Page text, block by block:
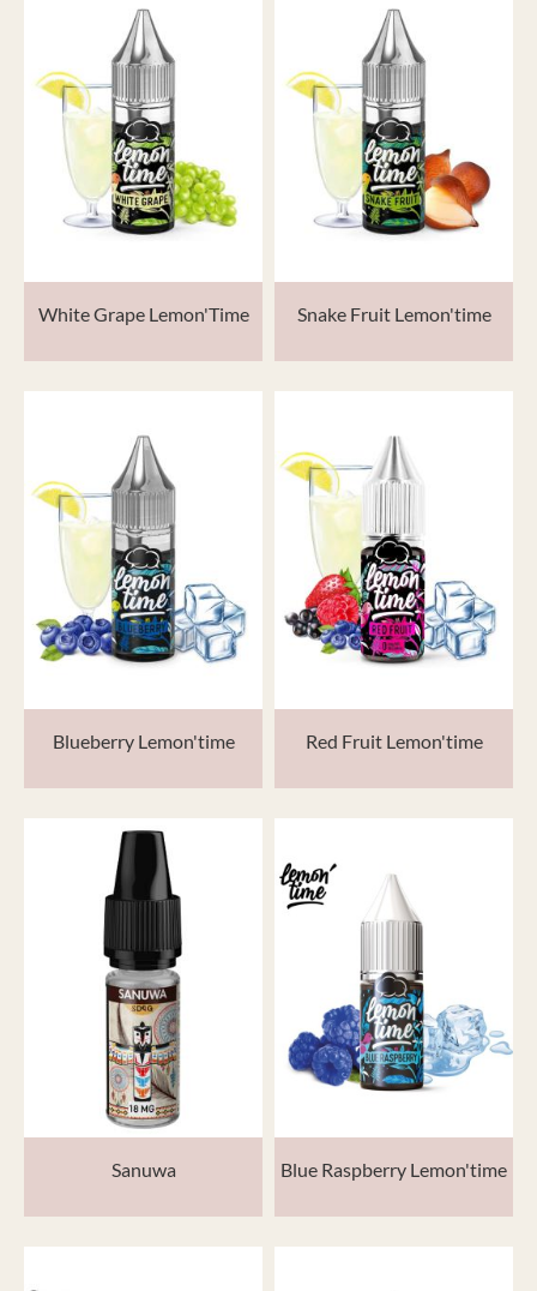
White Grape Lemon'Time Snake Fruit Lemon'time
Blueberry Lemon'time Red Fruit Lemon'time
Sanuwa Blue Raspberry Lemon'time